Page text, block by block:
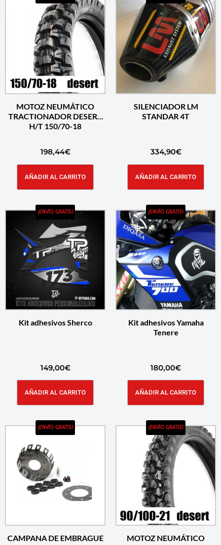
MOTOZ NEUMÁTICO
TRACTIONADOR DESERT
H/T 150/70-18
198,44€
AÑADIR AL CARRITO
SILENCIADOR LM
STANDAR 4T
334,90€
AÑADIR AL CARRITO
¡ENVÍO GRATIS!
Kit adhesivos Sherco
149,00€
AÑADIR AL CARRITO
¡ENVÍO GRATIS!
Kit adhesivos Yamaha
Tenere
180,00€
AÑADIR AL CARRITO
¡ENVÍO GRATIS!
CAMPANA DE EMBRAGUE
¡ENVÍO GRATIS!
MOTOZ NEUMÁTICO